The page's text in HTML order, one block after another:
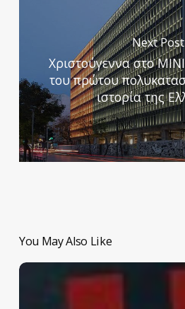
Next Post
Χριστούγεννα στο
του πρώτου
ιστορία της
You May Also Like